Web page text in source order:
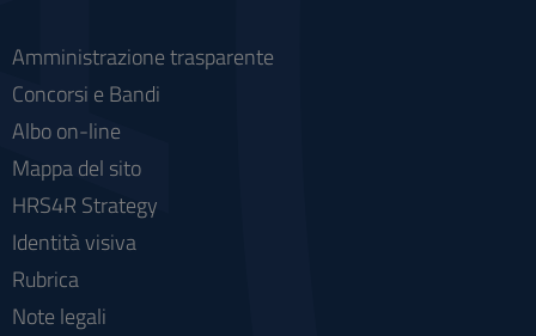
Amministrazione trasparente
Concorsi e Bandi
Albo on-line
Mappa del sito
HRS4R Strategy
Identità visiva
Rubrica
Note legali